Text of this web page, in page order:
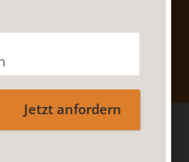
Jetzt anfordern